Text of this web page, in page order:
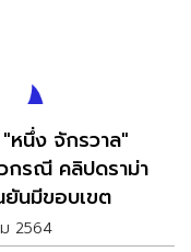
หนึ่ง จักรวาล"
กรณี คลิปดราม่า
นมีขอบเขต
2564